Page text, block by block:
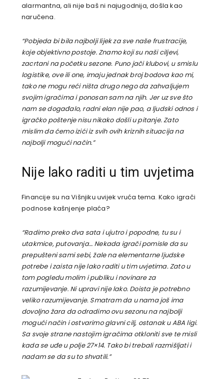
alarmantna, ali nije baš ni najugodnija, došla kao
naručena.
“Pobjeda bi bila najbolji lijek za sve naše frustracije,
koje objektivno postoje. Znamo koji su naši ciljevi,
zacrtani na početku sezone. Puno jači klubovi, u smislu
logistike, ove ili one, imaju jednak broj bodova kao mi,
tako ne mogu reći ništa drugo nego da zahvaljujem
svojim igračima i ponosan sam na njih. Jer uz sve što
nam se događalo, radni elan nije pao, a ljudski odnos i
igračko poštenje nisu nikako došli u pitanje. Zato
mislim da ćemo izići iz svih ovih kriznih situacija na
najbolji mogući način.”
Nije lako raditi u tim uvjetima
Financije su na Višnjiku uvijek vruća tema. Kako igrači
podnose kašnjenje plaća?
“Radimo preko dva sata i ujutro i popodne, tu su i
utakmice, putovanja… Nekada igrači pomisle da su
prepušteni sami sebi, žale na elementarne ljudske
potrebe i zaista nije lako raditi u tim uvjetima. Zato u
tom pogledu molim i publiku i novinare za
razumijevanje. Ni upravi nije lako. Doista je potrebno
veliko razumijevanje. Smatram da u nama još ima
dovoljno žara da odradimo ovu sezonu na najbolji
mogući način i ostvarimo glavni cilj, ostanak u ABA ligi.
Sa svoje strane nastojim igračima otkloniti sve te misli
kada se uđe u polje 27×14. Tako bi trebali razmišljati i
nadam se da su to shvatili.”